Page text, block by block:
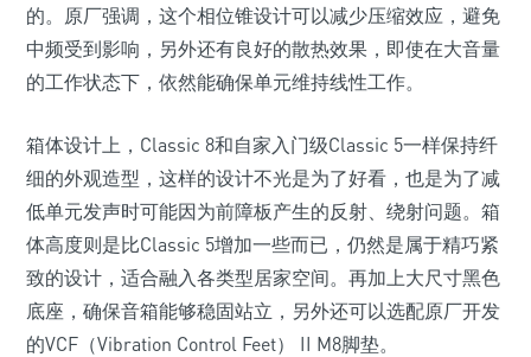
的。原厂强调，这个相位锥设计可以减少压缩效应，避免
中频受到影响，另外还有良好的散热效果，即使在大音量
的工作状态下，依然能确保单元维持线性工作。
箱体设计上，Classic 8和自家入门级Classic 5一样保持纤
细的外观造型，这样的设计不光是为了好看，也是为了减
低单元发声时可能因为前障板产生的反射、绕射问题。箱
体高度则是比Classic 5增加一些而已，仍然是属于精巧紧
致的设计，适合融入各类型居家空间。再加上大尺寸黑色
底座，确保音箱能够稳固站立，另外还可以选配原厂开发
的VCF（Vibration Control Feet） II M8脚垫。